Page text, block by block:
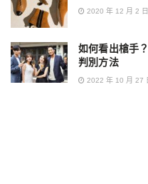
2020 年 12 月 2 日
如何看出槍手
判別方法
2022 年 10 月 27